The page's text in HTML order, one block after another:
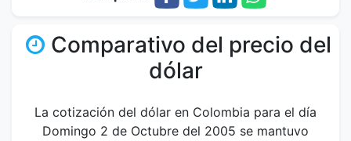
Comparativo del precio del
dólar
La cotización del dólar en Colombia para el día
Domingo 2 de Octubre del 2005 se mantuvo